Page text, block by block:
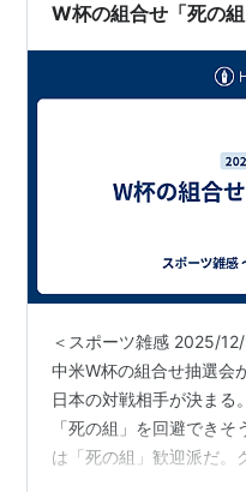
W杯の組合せ「死の組
＜スポーツ雑感 2025/
中米W杯の組合せ抽選会
日本の対戦相手が決まる
「死の組」を回避でき
は「死の組」歓迎派だ。